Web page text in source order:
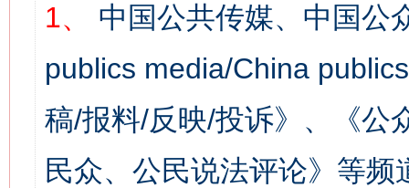
1、
中国公共传媒、中国公
publics media/China
稿/报料/反映/投诉》、《公
民众、公民说法评论》等